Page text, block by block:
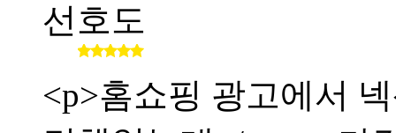
선호도
<p>홈쇼핑 광고에서